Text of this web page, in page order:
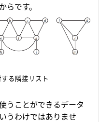
らです。
る隣接リスト
うことができるデータ
うわけではありませ